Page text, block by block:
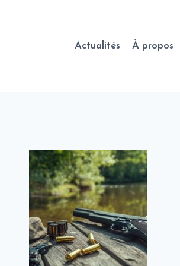
Actualités À propos